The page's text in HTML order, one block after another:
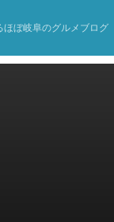
ぼ岐阜のグルメブログ